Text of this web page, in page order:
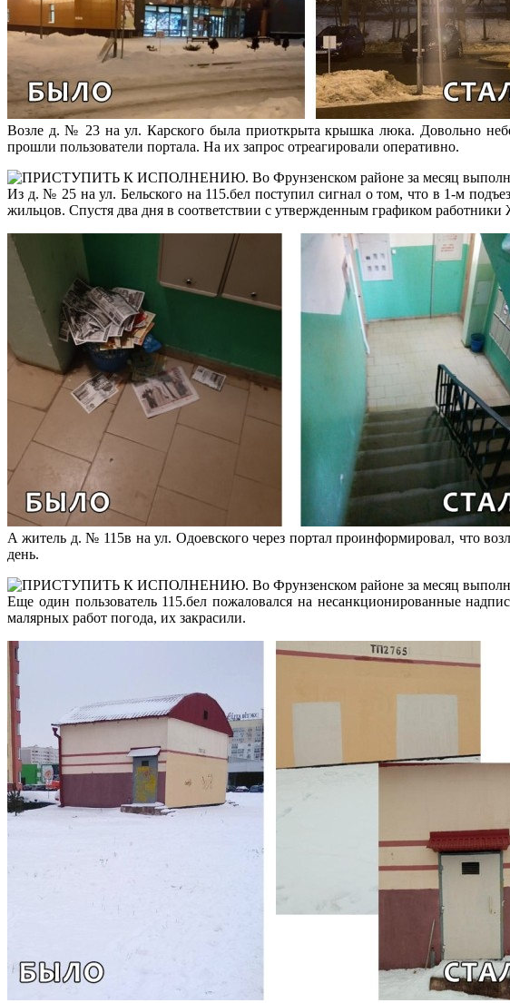
Возле д. № 23 на ул. Карского была приоткрыта крышка люка. Довольно
прошли пользователи портала. На их запрос отреагировали оперативно.
Из д. № 25 на ул. Бельского на 115.бел поступил сигнал о том, что в 1-м
жильцов. Спустя два дня в соответствии с утвержденным графиком
А житель д. № 115в на ул. Одоевского через портал проинформировал, что
день.
Еще один пользователь 115.бел пожаловался на несанкционированные
малярных работ погода, их закрасили.